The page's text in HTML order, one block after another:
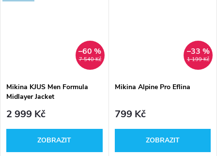
7 540 Kč
–60 %
Mikina KJUS Men Formula
Midlayer Jacket
2 999 Kč
ZOBRAZIT
1 199 Kč
–33 %
Mikina Alpine Pro Eflina
799 Kč
ZOBRAZIT